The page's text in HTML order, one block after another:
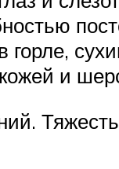
горле,
и